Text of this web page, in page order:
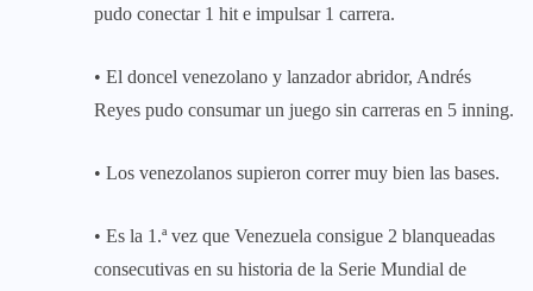
pudo conectar 1 hit e impulsar 1 carrera.
• El doncel venezolano y lanzador abridor, Andrés
Reyes pudo consumar un juego sin carreras en 5 inning.
• Los venezolanos supieron correr muy bien las bases.
• Es la 1.ª vez que Venezuela consigue 2 blanqueadas
consecutivas en su historia de la Serie Mundial de